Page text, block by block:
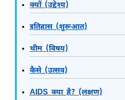
क्यों (उद्देश्य)
इतिहास (शुरूआत)
थीम (विषय)
कैसे (उत्सव)
AIDS क्या है? (लक्षण)